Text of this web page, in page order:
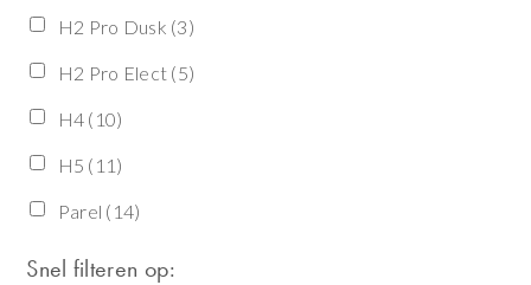
H2 Pro Dusk (3)
H2 Pro Elect (5)
H4 (10)
H5 (11)
Parel (14)
Snel filteren op: